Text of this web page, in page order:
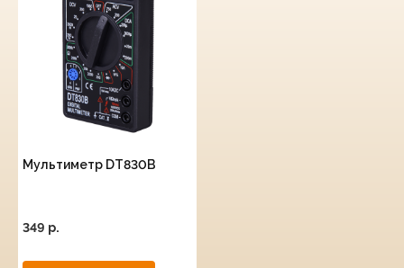
Мультиметр DT830B
349 p.